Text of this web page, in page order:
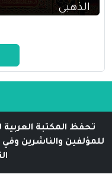
الذهبي
تحفظ المكتبة العربية
للمؤلفين والناشرين وفي